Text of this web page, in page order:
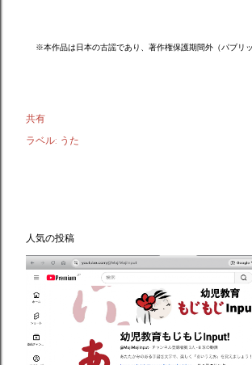
※本作品は日本の古謡であり、著作権保護期間外（パブリ
共有
ラベル: うた
人気の投稿